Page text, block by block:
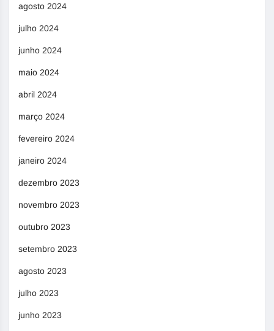
agosto 2024
julho 2024
junho 2024
maio 2024
abril 2024
março 2024
fevereiro 2024
janeiro 2024
dezembro 2023
novembro 2023
outubro 2023
setembro 2023
agosto 2023
julho 2023
junho 2023